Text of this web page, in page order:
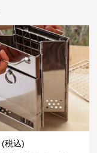
(税込)